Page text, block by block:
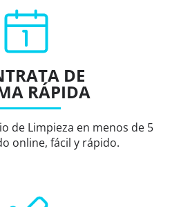
DE
RÁPIDA
de Limpieza en menos de 5
online, fácil y rápido.